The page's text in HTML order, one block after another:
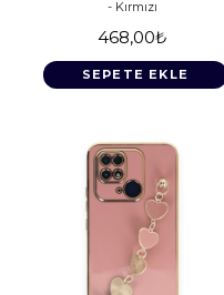
- Kırmızı
468,00₺
SEPETE EKLE